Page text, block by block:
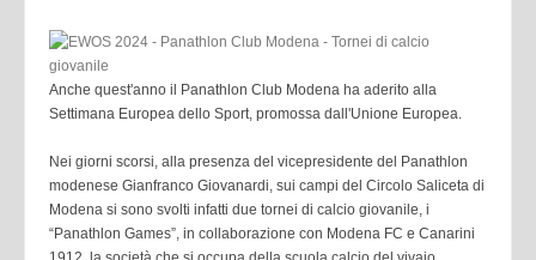
Anche quest'anno il Panathlon Club Modena ha aderito alla
Settimana Europea dello Sport, promossa dall'Unione Europea.
Nei giorni scorsi, alla presenza del vicepresidente del Panathlon
modenese Gianfranco Giovanardi, sui campi del Circolo Saliceta di
Modena si sono svolti infatti due tornei di calcio giovanile, i
“Panathlon Games”, in collaborazione con Modena FC e Canarini